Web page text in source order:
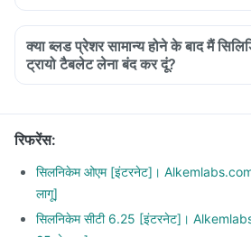
It is recommended to have a low fat
Avoid drinking alcohol and smoking.
क्या ब्लड प्रेशर सामान्य होने के बाद मैं
ट्रायो टैबलेट लेना बंद कर दूं?
रिफरेंस:
सिलनिकेम ओएम [इंटरनेट]।
लागू]
सिलनिकेम सीटी 6.25 [इंटरनेट]।